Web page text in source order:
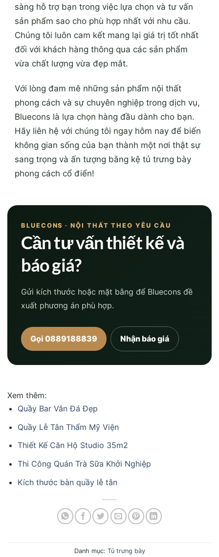
sàng hỗ trợ bạn trong việc lựa chọn và tư vấn
sản phẩm sao cho phù hợp nhất với nhu cầu.
Chúng tôi luôn cam kết mang lại giá trị tốt nhất
đối với khách hàng thông qua các sản phẩm
vừa chất lượng vừa đẹp mắt.
Với lòng đam mê những sản phẩm nội thất
phong cách và sự chuyên nghiệp trong dịch vụ,
Bluecons là lựa chọn hàng đầu dành cho bạn.
Hãy liên hệ với chúng tôi ngay hôm nay để biến
không gian sống của bạn thành một nơi thật sự
sang trọng và ấn tượng bằng kệ tủ trưng bày
phong cách cổ điển!
BLUECONS · NỘI THẤT THEO YÊU CẦU
Cần tư vấn thiết kế và
báo giá?
Gửi kích thước hoặc mặt bằng để Bluecons đề
xuất phương án phù hợp.
Gọi 0889188839 Nhận báo giá
Xem thêm:
Quầy Bar Vân Đá Đẹp
Quầy Lễ Tân Thẩm Mỹ Viện
Thiết Kế Căn Hộ Studio 35m2
Thi Công Quán Trà Sữa Khởi Nghiệp
Kích thước bàn quầy lễ tân
Danh mục: Tủ trưng bày